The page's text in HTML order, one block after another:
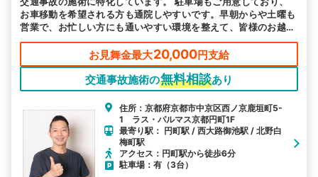
お車移動を希望される方も通院しやすいです。早朝からや土曜も
営業で、お忙しい方にも通いやすい環境を整えて、皆様のお越し
をお待ちしております。
お見舞金最大20,000円支給
交通事故施術の無料相談あり
住所：京都府京都市中京区西ノ京鹿垣町5-
1 ラス・パルマス京都円町1F
最寄り駅： 円町駅 / 西大路御池駅 / 北野白
梅町駅
アクセス：円町駅から徒歩6分
駐車場：有（3台）